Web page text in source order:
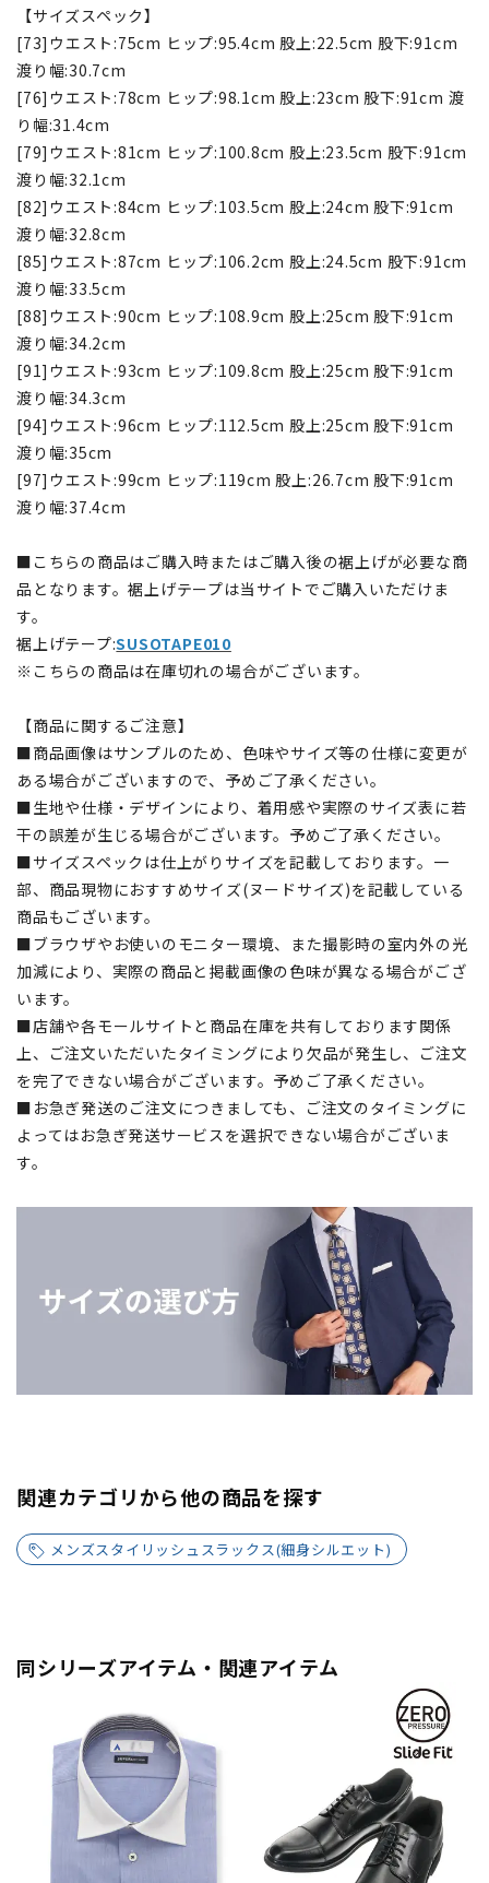
【サイズスペック】
[73]ウエスト:75cm ヒップ:95.4cm 股上:22.5cm 股下:91cm
渡り幅:30.7cm
[76]ウエスト:78cm ヒップ:98.1cm 股上:23cm 股下:91cm 渡
り幅:31.4cm
[79]ウエスト:81cm ヒップ:100.8cm 股上:23.5cm 股下:91cm
渡り幅:32.1cm
[82]ウエスト:84cm ヒップ:103.5cm 股上:24cm 股下:91cm
渡り幅:32.8cm
[85]ウエスト:87cm ヒップ:106.2cm 股上:24.5cm 股下:91cm
渡り幅:33.5cm
[88]ウエスト:90cm ヒップ:108.9cm 股上:25cm 股下:91cm
渡り幅:34.2cm
[91]ウエスト:93cm ヒップ:109.8cm 股上:25cm 股下:91cm
渡り幅:34.3cm
[94]ウエスト:96cm ヒップ:112.5cm 股上:25cm 股下:91cm
渡り幅:35cm
[97]ウエスト:99cm ヒップ:119cm 股上:26.7cm 股下:91cm
渡り幅:37.4cm
■こちらの商品はご購入時またはご購入後の裾上げが必要な商
品となります。裾上げテープは当サイトでご購入いただけま
す。
裾上げテープ:SUSOTAPE010
※こちらの商品は在庫切れの場合がございます。
【商品に関するご注意】
■商品画像はサンプルのため、色味やサイズ等の仕様に変更が
ある場合がございますので、予めご了承ください。
■生地や仕様・デザインにより、着用感や実際のサイズ表に若
干の誤差が生じる場合がございます。予めご了承ください。
■サイズスペックは仕上がりサイズを記載しております。一
部、商品現物におすすめサイズ(ヌードサイズ)を記載している
商品もございます。
■ブラウザやお使いのモニター環境、また撮影時の室内外の光
加減により、実際の商品と掲載画像の色味が異なる場合がござ
います。
■店舗や各モールサイトと商品在庫を共有しております関係
上、ご注文いただいたタイミングにより欠品が発生し、ご注文
を完了できない場合がございます。予めご了承ください。
■お急ぎ発送のご注文につきましても、ご注文のタイミングに
よってはお急ぎ発送サービスを選択できない場合がございま
す。
関連カテゴリから他の商品を探す
メンズスタイリッシュスラックス(細身シルエット)
同シリーズアイテム・関連アイテム